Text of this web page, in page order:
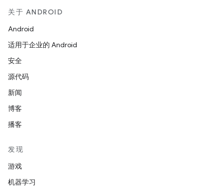
关于 ANDROID
Android
适用于企业的 Android
安全
源代码
新闻
博客
播客
发现
游戏
机器学习